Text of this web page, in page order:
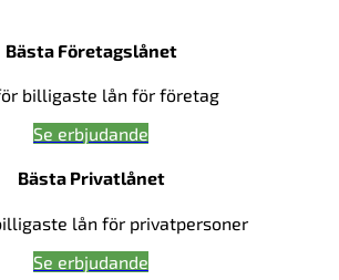
Bästa Företagslånet
billigaste lån för företag
Se erbjudande
Bästa Privatlånet
lån för privatpersoner
Se erbjudande